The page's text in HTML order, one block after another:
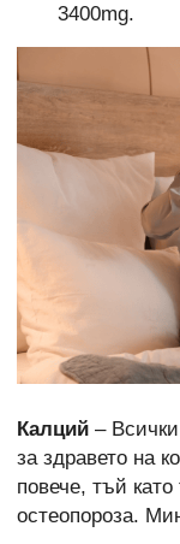
3400mg.
Калций –
за здравето на
повече, тъй
остеопороза.